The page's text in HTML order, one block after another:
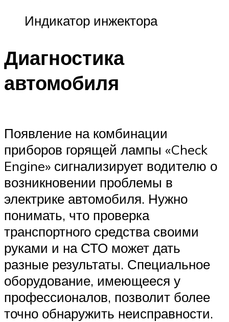
Индикатор инжектора
Диагностика
автомобиля
Появление на комбинации
приборов горящей лампы «Check
Engine» сигнализирует водителю о
возникновении проблемы в
электрике автомобиля. Нужно
понимать, что проверка
транспортного средства своими
руками и на СТО может дать
разные результаты. Специальное
оборудование, имеющееся у
профессионалов, позволит более
точно обнаружить неисправности.